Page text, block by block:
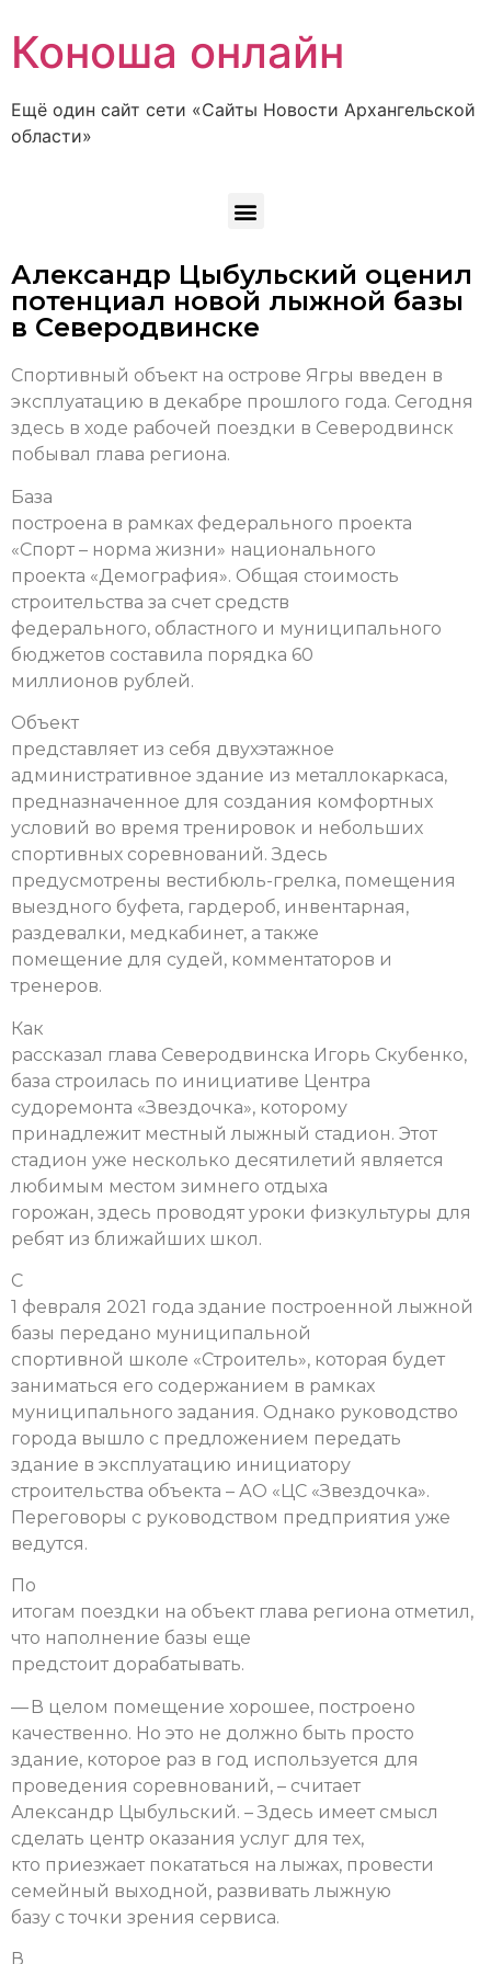
Коноша онлайн
Ещё один сайт сети «Сайты Новости Архангельской
области»
Александр Цыбульский оценил
потенциал новой лыжной базы
в Северодвинске
Спортивный объект на острове Ягры введен в
эксплуатацию в декабре прошлого года. Сегодня
здесь в ходе рабочей поездки в Северодвинск
побывал глава региона.
База
построена в рамках федерального проекта
«Спорт – норма жизни» национального
проекта «Демография». Общая стоимость
строительства за счет средств
федерального, областного и муниципального
бюджетов составила порядка 60
миллионов рублей.
Объект
представляет из себя двухэтажное
административное здание из металлокаркаса,
предназначенное для создания комфортных
условий во время тренировок и небольших
спортивных соревнований. Здесь
предусмотрены вестибюль-грелка, помещения
выездного буфета, гардероб, инвентарная,
раздевалки, медкабинет, а также
помещение для судей, комментаторов и
тренеров.
Как
рассказал глава Северодвинска Игорь Скубенко,
база строилась по инициативе Центра
судоремонта «Звездочка», которому
принадлежит местный лыжный стадион. Этот
стадион уже несколько десятилетий является
любимым местом зимнего отдыха
горожан, здесь проводят уроки физкультуры для
ребят из ближайших школ.
С
1 февраля 2021 года здание построенной лыжной
базы передано муниципальной
спортивной школе «Строитель», которая будет
заниматься его содержанием в рамках
муниципального задания. Однако руководство
города вышло с предложением передать
здание в эксплуатацию инициатору
строительства объекта – АО «ЦС «Звездочка».
Переговоры с руководством предприятия уже
ведутся.
По
итогам поездки на объект глава региона отметил,
что наполнение базы еще
предстоит дорабатывать.
— В целом помещение хорошее, построено
качественно. Но это не должно быть просто
здание, которое раз в год используется для
проведения соревнований, – считает
Александр Цыбульский. – Здесь имеет смысл
сделать центр оказания услуг для тех,
кто приезжает покататься на лыжах, провести
семейный выходной, развивать лыжную
базу с точки зрения сервиса.
В